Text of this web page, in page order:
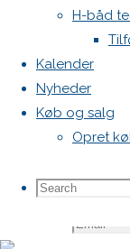
H-båd
Kalender
Nyheder
Køb og salg
Opret
Search
Search
Name*